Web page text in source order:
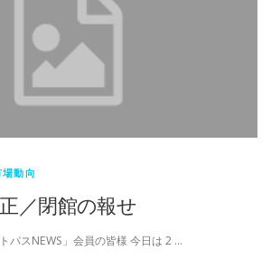
動向
／閉館の報せ
パスNEWS」会員の皆様 今日は 2 …